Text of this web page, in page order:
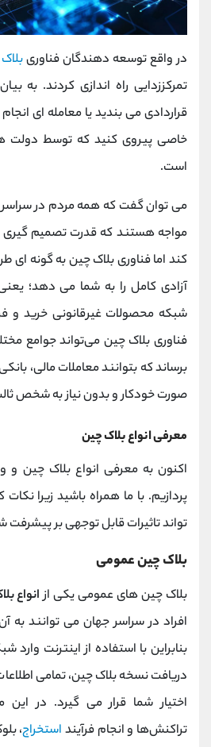
در واقع توسعه دهندگان فناوری
تمرکززدایی راه اندازی کردند. به
قراردادی می بندید یا معامله ای
خاصی پیروی کنید که توسط دولت
است.
می توان گفت که همه مردم در
مواجه هستند که قدرت تصمیم گیری
کند اما فناوری بلاک چین به گونه ای
آزادی کامل را به شما می دهد؛
شبکه محصولات غیرقانونی خرید و
فناوری بلاک چین می‌تواند جوامع
برساند که بتوانند معاملات مالی،
صورت خودکار و بدون نیاز به شخص
معرفی انواع بلاک چین
اکنون به معرفی انواع بلاک چین
پردازیم. با ما همراه باشید زیرا
تواند تاثیرات قابل توجهی بر پیشرفت
بلاک چین عمومی
بلاک چین های عمومی یکی ازانواع
افراد در سراسر جهان می توانند به
بنابراین با استفاده از اینترنت
دریافت نسخه بلاک چین، تمامی
اختیار شما قرار می گیرد. در این
تراکنش‌ها و انجام فرآیند استخراج،